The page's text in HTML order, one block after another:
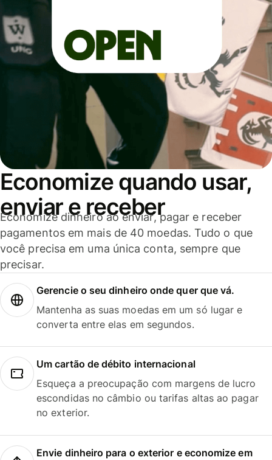
Economize quando usar,
enviar e receber
Economize dinheiro ao enviar, pagar e receber
pagamentos em mais de 40 moedas. Tudo o que
você precisa em uma única conta, sempre que
precisar.
Gerencie o seu dinheiro onde quer que vá.
Mantenha as suas moedas em um só lugar e
converta entre elas em segundos.
Um cartão de débito internacional
Esqueça a preocupação com margens de lucro
escondidas no câmbio ou tarifas altas ao pagar
no exterior.
Envie dinheiro para o exterior e economize em